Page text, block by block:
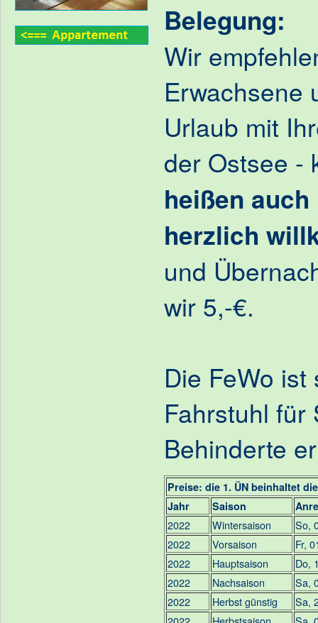
Belegung:
Wir
Erwachsene
Urlaub mit
der Ostsee -
heißen
herzlich
und
wir 5,-€.
Die FeWo
Fahrstuhl für
Behinderte
Preise: die 1. ÜN beinhaltet
Jahr
Saison
2022 Wintersaison
So,
2022
Vorsaison
Fr,
2022
Hauptsaison
Do,
2022
Nachsaison
Sa,
2022
Herbst günstig
Sa,